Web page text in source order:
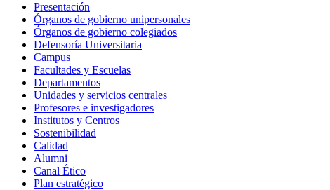
Presentación
Órganos de gobierno unipersonales
Órganos de gobierno colegiados
Defensoría Universitaria
Campus
Facultades y Escuelas
Departamentos
Unidades y servicios centrales
Profesores e investigadores
Institutos y Centros
Sostenibilidad
Calidad
Alumni
Canal Ético
Plan estratégico